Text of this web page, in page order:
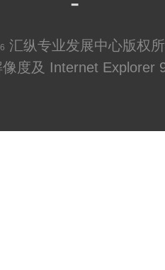
汇纵专业发展中心版权
度及 Internet Explorer